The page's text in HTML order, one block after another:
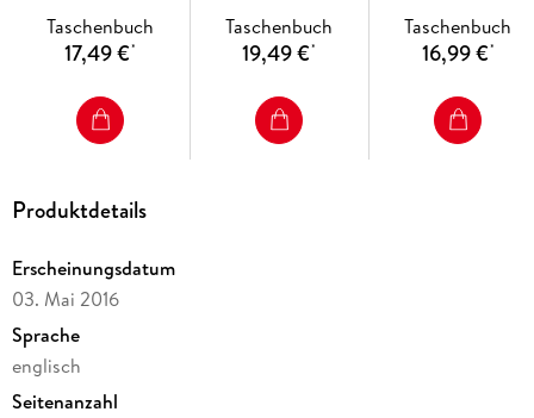
Taschenbuch
17,49 €*
Taschenbuch
19,49 €*
Taschenbuch
16,99 €*
Produktdetails
Erscheinungsdatum
03. Mai 2016
Sprache
englisch
Seitenanzahl